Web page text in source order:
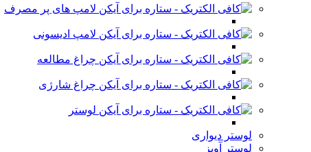
لامپ های پر مصرف
لامپ ادیسونی
چراغ مطالعه
چراغ شارژی
لوستر
لوستر دیواری
لوستر آویز